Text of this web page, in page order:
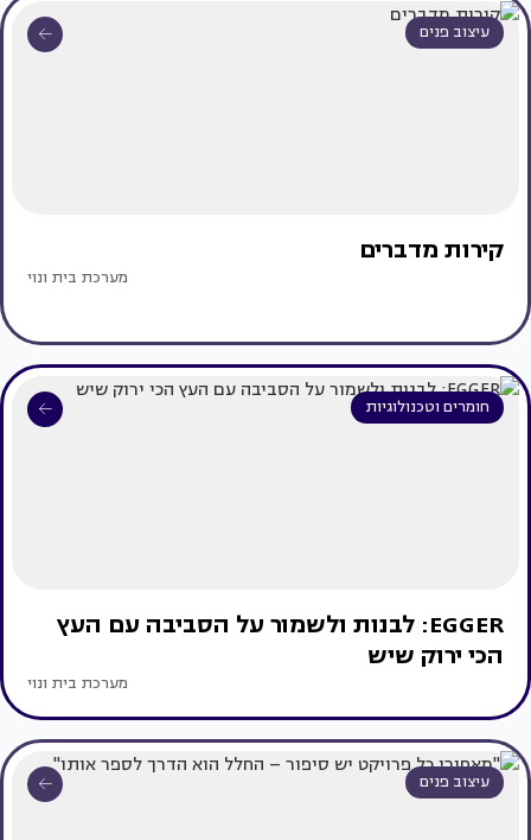
עיצוב פנים
קירות מדברים
מערכת בית ונוי
חומרים וטכנולוגיות
EGGER: לבנות ולשמור על הסביבה עם העץ
הכי ירוק שיש
מערכת בית ונוי
עיצוב פנים